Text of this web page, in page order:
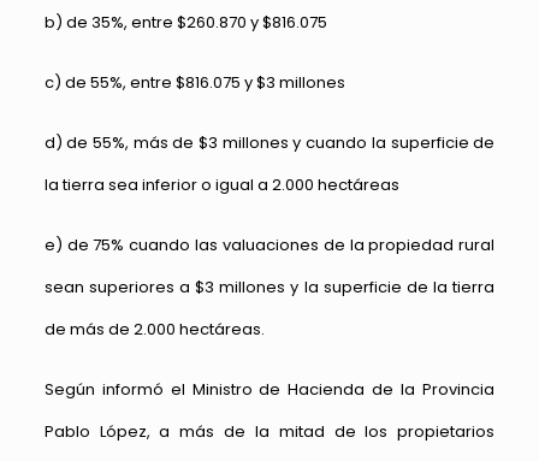
b) de 35%, entre $260.870 y $816.075
c) de 55%, entre $816.075 y $3 millones
d) de 55%, más de $3 millones y cuando la superficie de
la tierra sea inferior o igual a 2.000 hectáreas
e) de 75% cuando las valuaciones de la propiedad rural
sean superiores a $3 millones y la superficie de la tierra
de más de 2.000 hectáreas.
Según informó el Ministro de Hacienda de la Provincia
Pablo López, a más de la mitad de los propietarios